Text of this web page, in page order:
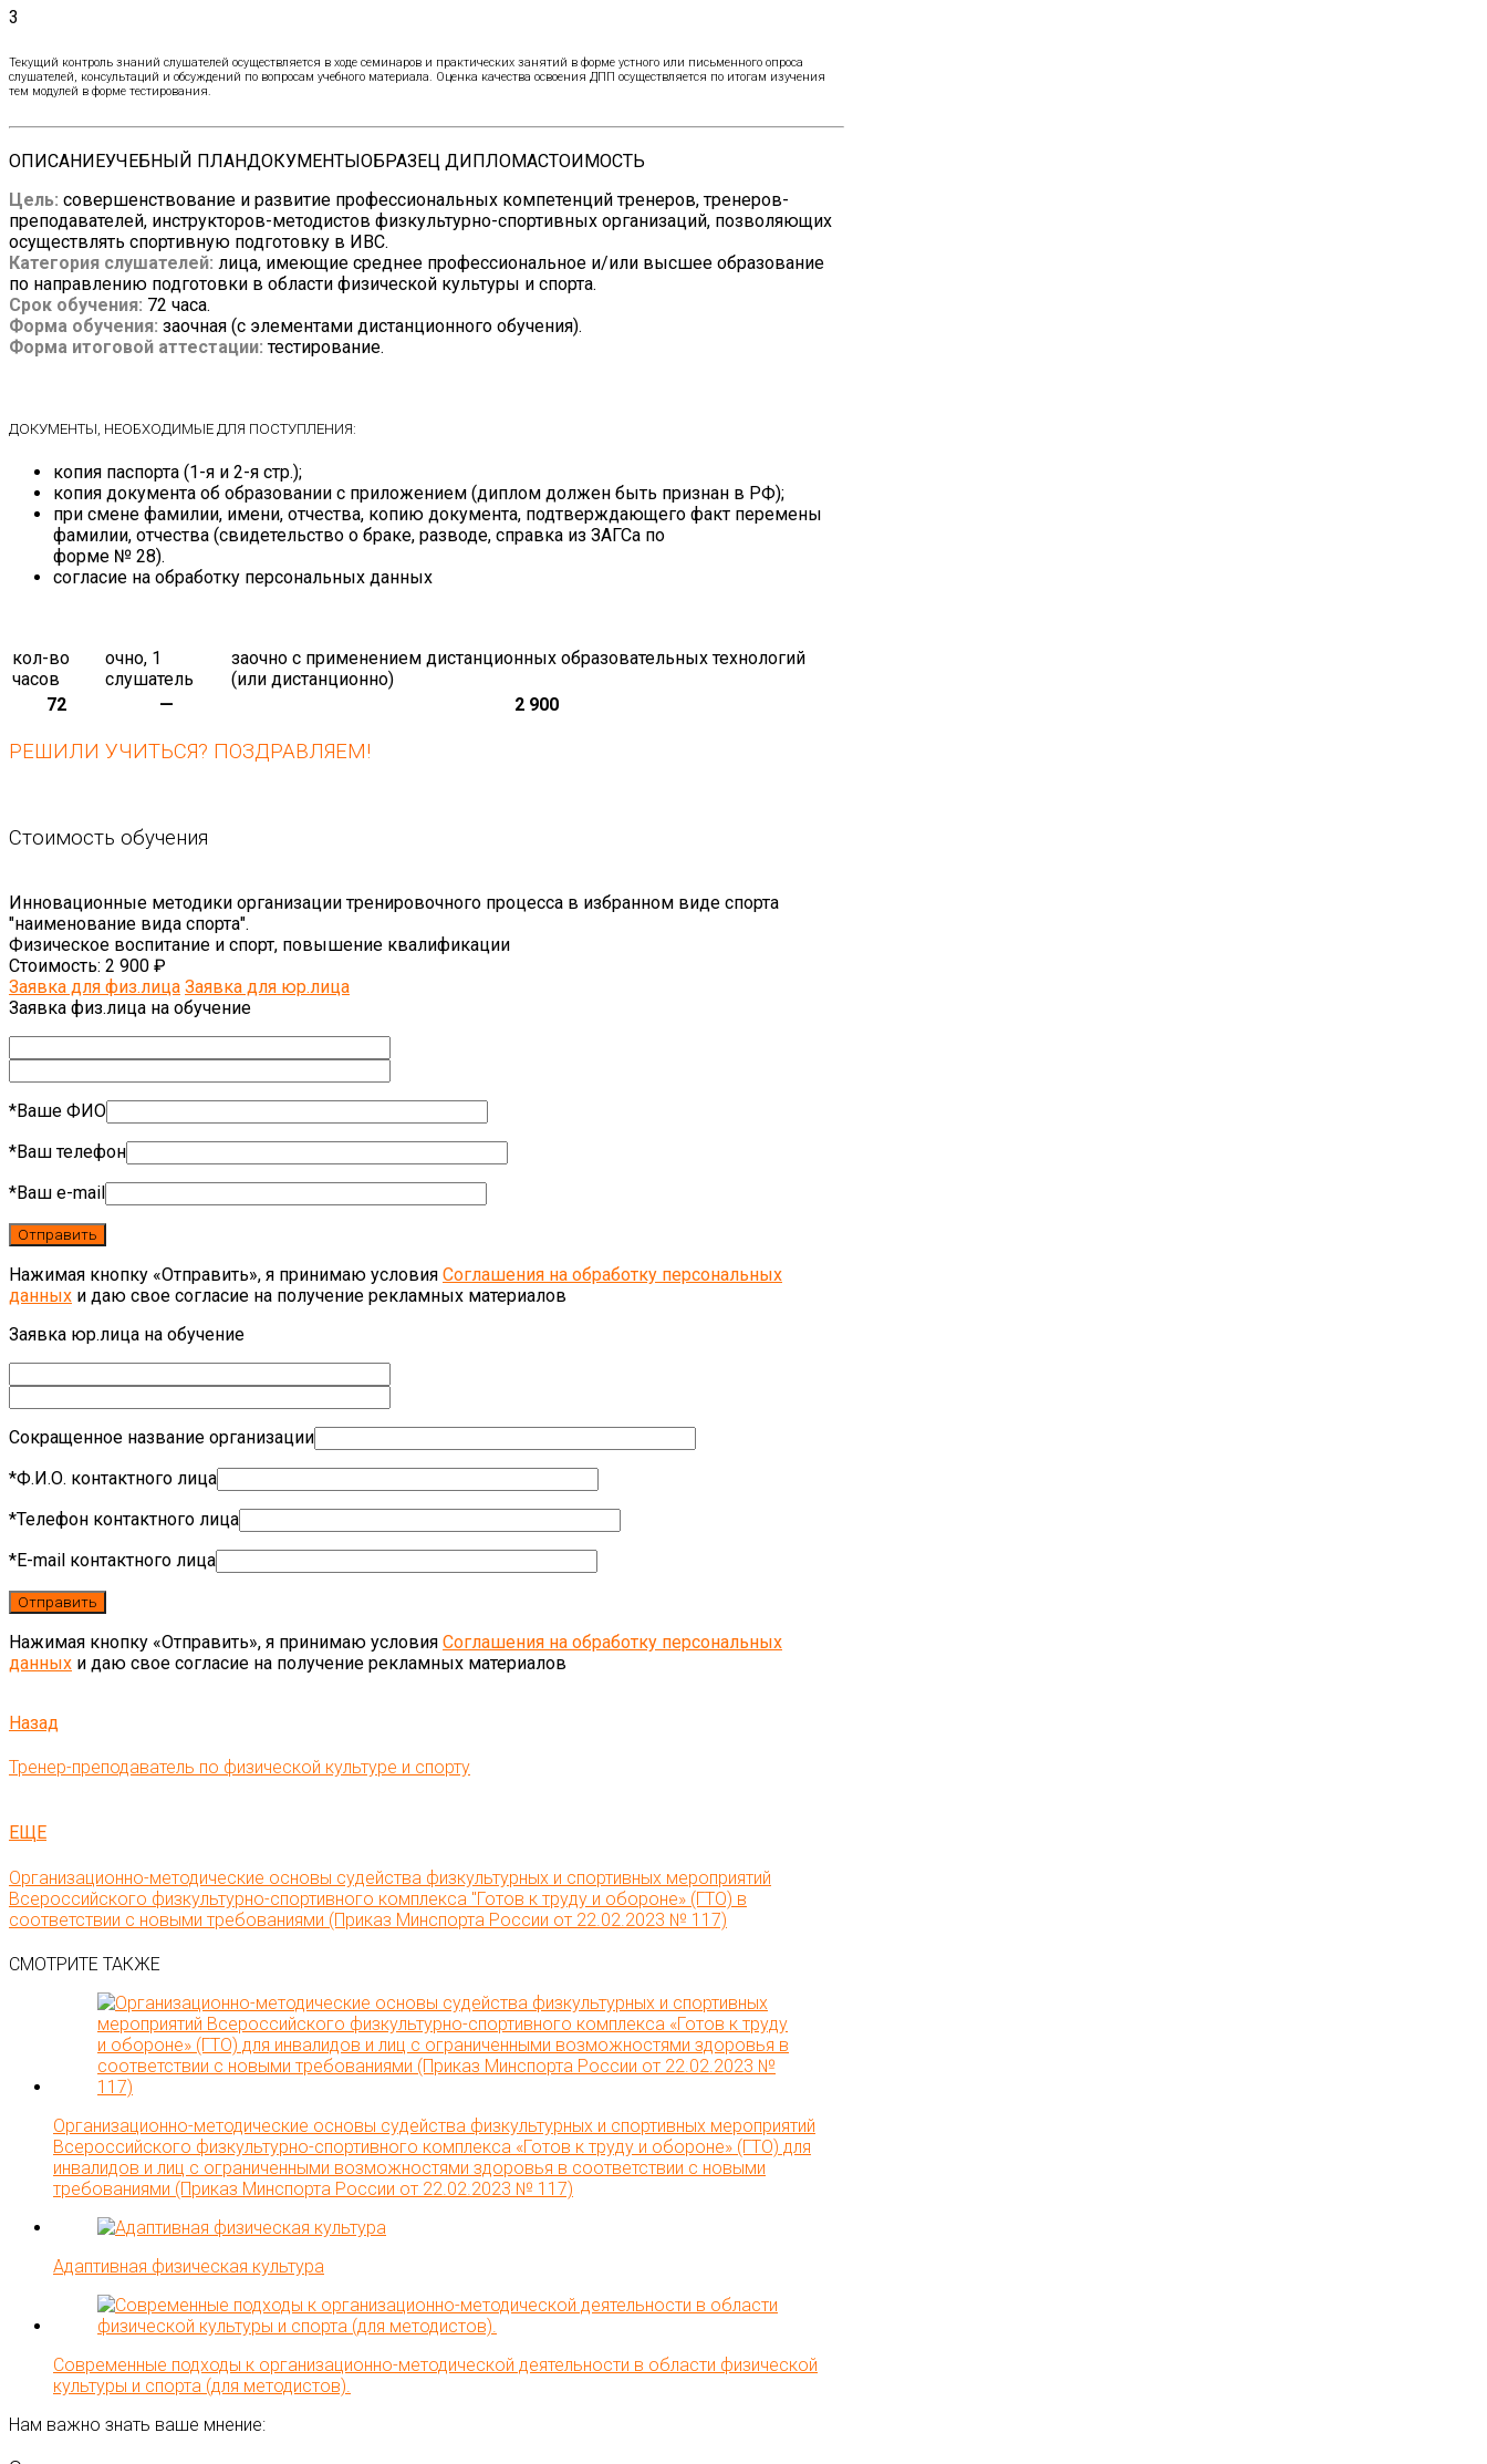
3
Текущий контроль знаний слушателей осуществляется в ходе семинаров и практических занятий в форме устного или письменного опроса
слушателей, консультаций и обсуждений по вопросам учебного материала. Оценка качества освоения ДПП осуществляется по итогам изучения
тем модулей в форме тестирования.
ОПИСАНИЕУЧЕБНЫЙ ПЛАНДОКУМЕНТЫОБРАЗЕЦ ДИПЛОМАСТОИМОСТЬ
Цель: совершенствование и развитие профессиональных компетенций тренеров, тренеров-
преподавателей, инструкторов-методистов физкультурно-спортивных организаций, позволяющих
осуществлять спортивную подготовку в ИВС.
Категория слушателей: лица, имеющие среднее профессиональное и/или высшее образование
по направлению подготовки в области физической культуры и спорта.
Срок обучения: 72 часа.
Форма обучения: заочная (с элементами дистанционного обучения).
Форма итоговой аттестации: тестирование.
ДОКУМЕНТЫ, НЕОБХОДИМЫЕ ДЛЯ ПОСТУПЛЕНИЯ:
копия паспорта (1-я и 2-я стр.);
копия документа об образовании с приложением (диплом должен быть признан в РФ);
при смене фамилии, имени, отчества, копию документа, подтверждающего факт перемены
фамилии, отчества (свидетельство о браке, разводе, справка из ЗАГСа по
форме № 28).
согласие на обработку персональных данных
кол-во
часов
очно, 1
слушатель
заочно с применением дистанционных образовательных технологий
(или дистанционно)
72
— 2 900
РЕШИЛИ УЧИТЬСЯ? ПОЗДРАВЛЯЕМ!
Стоимость обучения
Инновационные методики организации тренировочного процесса в избранном виде спорта
"наименование вида спорта".
Физическое воспитание и спорт, повышение квалификации
Стоимость: 2 900 ₽
Заявка для физ.лица Заявка для юр.лица
Заявка физ.лица на обучение
*Ваше ФИО
*Ваш телефон
*Ваш e-mail
Нажимая кнопку «Отправить», я принимаю условия Соглашения на обработку персональных
данных и даю свое согласие на получение рекламных материалов
Заявка юр.лица на обучение
Сокращенное название организации
*Ф.И.О. контактного лица
*Телефон контактного лица
*E-mail контактного лица
Нажимая кнопку «Отправить», я принимаю условия Соглашения на обработку персональных
данных и даю свое согласие на получение рекламных материалов
Назад
Тренер-преподаватель по физической культуре и спорту
ЕЩЕ
Организационно-методические основы судейства физкультурных и спортивных мероприятий
Всероссийского физкультурно-спортивного комплекса "Готов к труду и обороне» (ГТО) в
соответствии с новыми требованиями (Приказ Минспорта России от 22.02.2023 № 117)
СМОТРИТЕ ТАКЖЕ
Организационно-методические основы судейства физкультурных и спортивных мероприятий
Всероссийского физкультурно-спортивного комплекса «Готов к труду и обороне» (ГТО) для
инвалидов и лиц с ограниченными возможностями здоровья в соответствии с новыми
требованиями (Приказ Минспорта России от 22.02.2023 № 117)
Адаптивная физическая культура
Современные подходы к организационно-методической деятельности в области физической
культуры и спорта (для методистов).
Нам важно знать ваше мнение: